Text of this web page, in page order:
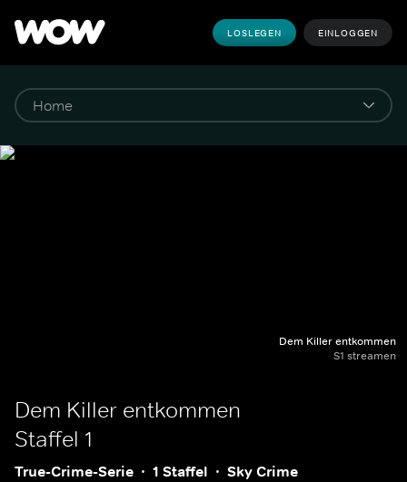
LOSLEGEN EINLOGGEN
Dem Killer entkommen
S1 streamen
Dem Killer entkommen
Staffel 1
True-Crime-Serie 1 Staffel Sky Crime